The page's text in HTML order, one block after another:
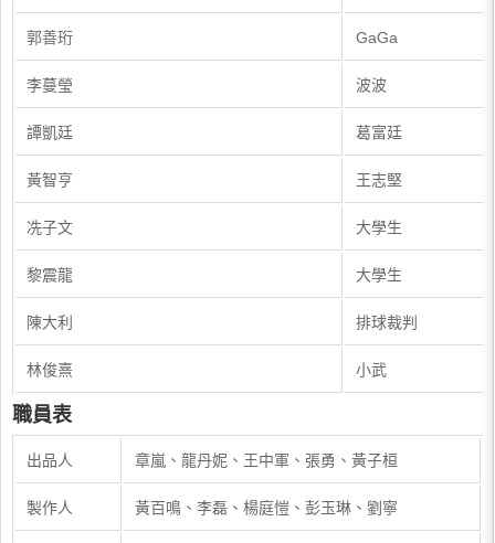
郭善珩 GaGa
李蔓瑩 波波
譚凱廷 葛富廷
黃智亨 王志堅
冼子文 大學生
黎震龍 大學生
陳大利 排球裁判
林俊熹 小武
職員表
出品人 章嵐、龍丹妮、王中軍、張勇、黃子桓
製作人 黃百鳴、李磊、楊庭愷、彭玉琳、劉寧